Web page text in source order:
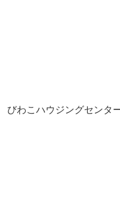
びわこハウジングセンタ